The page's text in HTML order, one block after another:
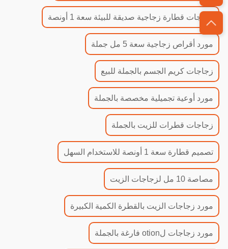
زجاجات قطارة زجاجية صديقة للبيئة سعة 1 أونصة
مورد أقراص زجاجية سعة 5 مل جملة
زجاجات كريم الجسم بالجملة للبيع
مورد أوعية تجميلية مخصصة بالجملة
زجاجات قطرات للزيت بالجملة
تصميم قطارة سعة 1 أونصة للاستخدام السهل
مصاصة 10 مل لزجاجات الزيت
مورد زجاجات الزيت بالقطرة الكمية الكبيرة
مورد زجاجات لotion فارغة بالجملة